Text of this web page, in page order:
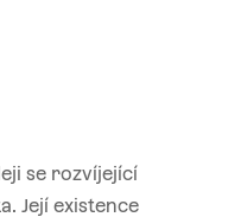
se rozvíjející
Její existence